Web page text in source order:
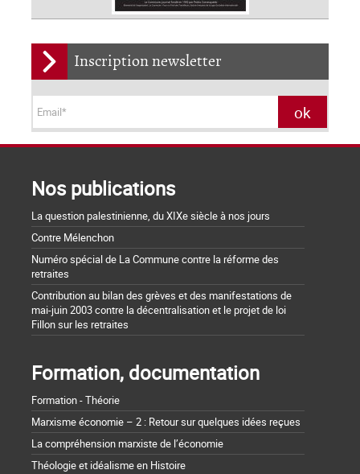
Inscription newsletter
Nos publications
La question palestinienne, du XIXe siècle à nos jours
Contre Mélenchon
Numéro spécial de La Commune contre la réforme des
retraites
Contribution au bilan des grèves et des manifestations de
mai-juin 2003 contre la décentralisation et le projet de loi
Fillon sur les retraites
Formation, documentation
Formation - Théorie
Marxisme économie – 2 : Retour sur quelques idées reçues
La compréhension marxiste de l’économie
Théologie et idéalisme en Histoire